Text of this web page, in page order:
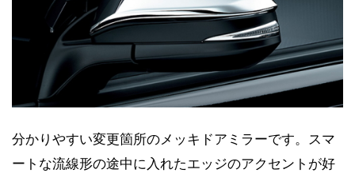
分かりやすい変更箇所のメッキドアミラーです。スマ
ートな流線形の途中に入れたエッジのアクセントが好